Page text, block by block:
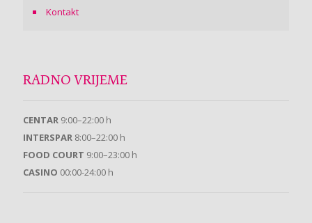
Kontakt
RADNO VRIJEME
CENTAR 9:00–22:00 h
INTERSPAR 8:00–22:00 h
FOOD COURT 9:00–23:00 h
CASINO 00:00-24:00 h